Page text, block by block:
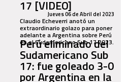
17 [VIDEO]Jueves 06 de Abril del 2023
Claudio Echeverri anotó un
extraordinario golazo para poner
adelante a Argentina sobre Perú
en el Sudamericano Sub 17 2023.
Perú eliminado del
Sudamericano Sub
17: fue goleado 3-0
por Argentina en la